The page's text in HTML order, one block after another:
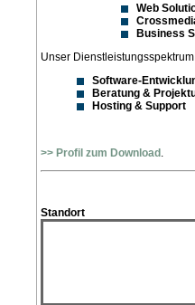
Web
Business
Unser
Software-
Beratung &
Hosting & Support
>> Profil zum Download .
Standort